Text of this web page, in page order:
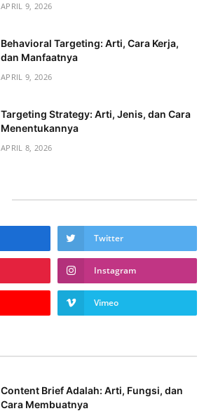
APRIL 9, 2026
Behavioral Targeting: Arti, Cara Kerja,
dan Manfaatnya
APRIL 9, 2026
Targeting Strategy: Arti, Jenis, dan Cara
Menentukannya
APRIL 8, 2026
Twitter
Instagram
Vimeo
Content Brief Adalah: Arti, Fungsi, dan
Cara Membuatnya